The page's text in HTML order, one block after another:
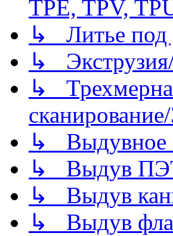
TPE, TPV,
↳ Литье под
↳
↳
↳ Выдувное
↳ Выдув
↳ Выдув
↳ Выдув